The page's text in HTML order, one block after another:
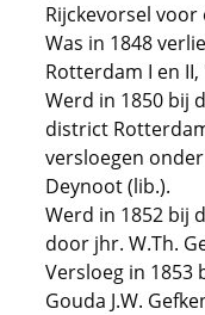
Rijckevorsel
Was in 1848
Rotterdam I en
Werd in 1850 bij
district
versloegen
Deynoot (lib.).
Werd in 1852 bij
door jhr. W.Th.
Versloeg in 1853
Gouda J.W.